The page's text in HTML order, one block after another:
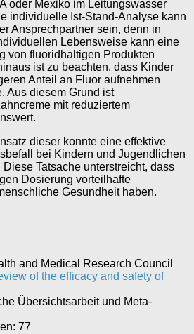
oder Mexiko im Leitungswasser
individuelle Ist-Stand-Analyse kann
Ansprechpartner sein, denn in
Lebensweise kann eine
von fluoridhaltigen Produkten
ist zu beachten, dass Kinder
Anteil an Fluor aufnehmen
Aus diesem Grund ist
mit reduziertem
dieser konnte eine effektive
bei Kindern und Jugendlichen
Tatsache unterstreicht, dass
Dosierung vorteilhafte
Gesundheit haben.
and Medical Research Council
of the efficacy and safety of
Übersichtsarbeit und Meta-
77